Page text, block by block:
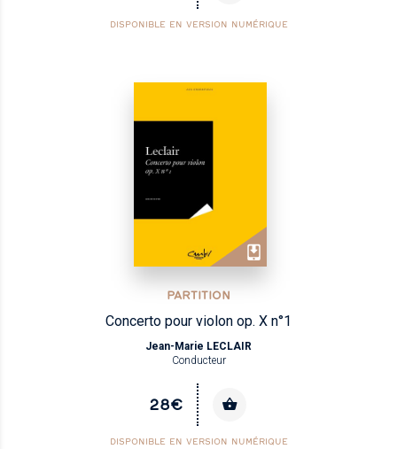
DISPONIBLE EN VERSION NUMÉRIQUE
PARTITION
Concerto pour violon op. X n°1
Jean-Marie LECLAIR
Conducteur
28€
DISPONIBLE EN VERSION NUMÉRIQUE